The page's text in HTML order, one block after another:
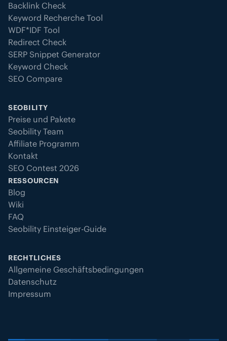
Backlink Check
Keyword Recherche Tool
WDF*IDF Tool
Redirect Check
SERP Snippet Generator
Keyword Check
SEO Compare
SEOBILITY
Preise und Pakete
Seobility Team
Affiliate Programm
Kontakt
SEO Contest 2026
RESSOURCEN
Blog
Wiki
FAQ
Seobility Einsteiger-Guide
RECHTLICHES
Allgemeine Geschäftsbedingungen
Datenschutz
Impressum